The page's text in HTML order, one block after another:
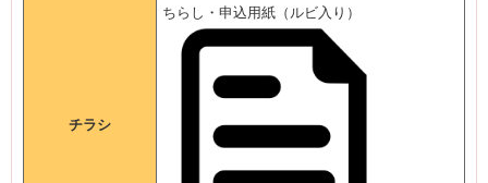
チラシ
ちらし・申込用紙（ルビ入り）